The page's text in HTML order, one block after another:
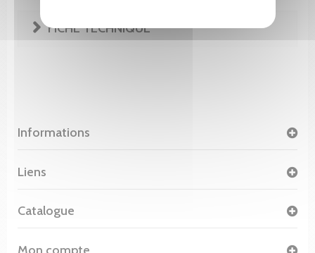
FICHE TECHNIQUE
Informations
Liens
Catalogue
Mon compte